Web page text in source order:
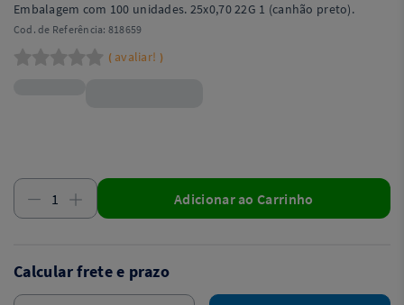
Embalagem com 100 unidades. 25x0,70 22G 1 (canhão preto).
Cod. de Referência: 818659
( avaliar! )
Adicionar ao Carrinho
Calcular frete e prazo